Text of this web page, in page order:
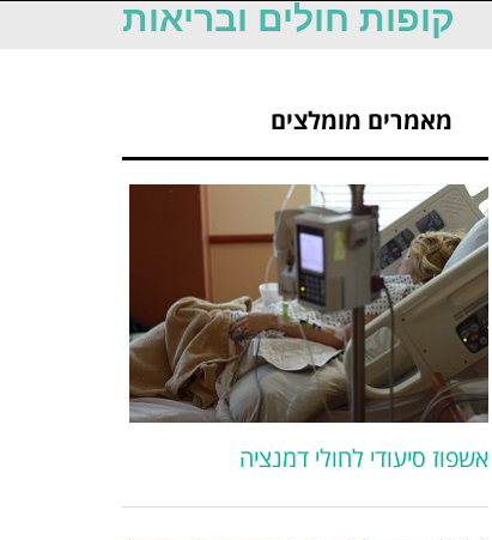
קופות חולים ובריאות
מאמרים מומלצים
אשפוז סיעודי לחולי דמנציה